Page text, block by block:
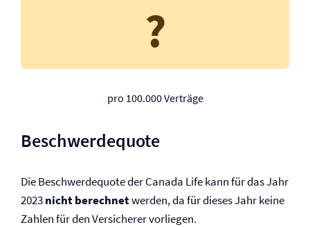
?
pro 100.000 Verträge
Beschwerdequote
Die Beschwerdequote der Canada Life kann für das Jahr
2023nicht berechnetwerden, da für dieses Jahr keine
Zahlen für den Versicherer vorliegen.